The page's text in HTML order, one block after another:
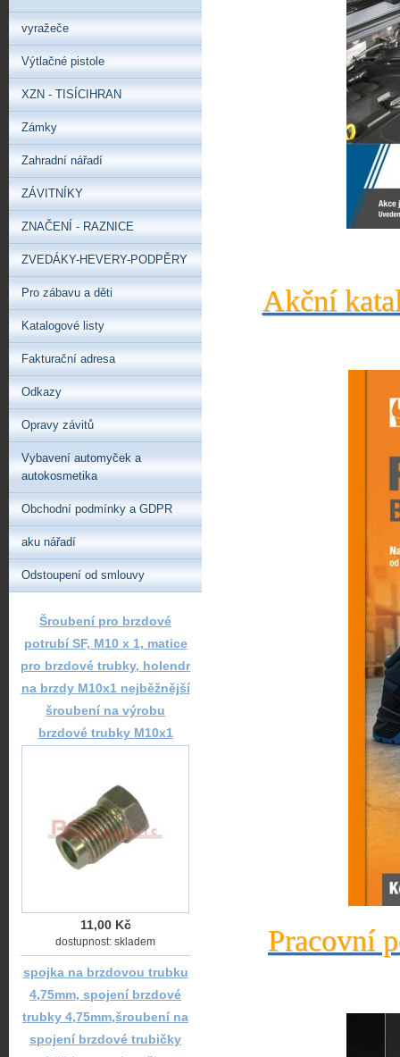
Akční
Pracovní
vyražeče
Výtlačné pistole
XZN - TISÍCIHRAN
Zámky
Zahradní nářadí
ZÁVITNÍKY
ZNAČENÍ - RAZNICE
ZVEDÁKY-HEVERY-PODPĚRY
Pro zábavu a děti
Katalogové listy
Fakturační adresa
Odkazy
Opravy závitů
Vybavení automyček a
autokosmetika
Obchodní podmínky a GDPR
aku nářadí
Odstoupení od smlouvy
Šroubení pro brzdové
potrubí SF, M10 x 1, matice
pro brzdové trubky, holendr
na brzdy M10x1 nejběžnější
šroubení na výrobu
brzdové trubky M10x1
11,00 Kč
dostupnost: skladem
spojka na brzdovou trubku
4,75mm, spojení brzdové
trubky 4,75mm,šroubení na
spojení brzdové trubičky